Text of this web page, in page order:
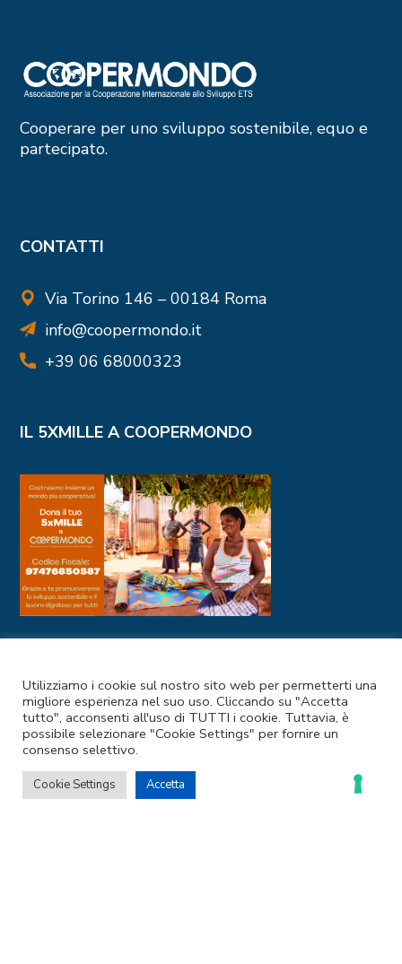
Cooperare per uno sviluppo sostenibile, equo e
partecipato.
CONTATTI
Via Torino 146 – 00184 Roma
info@coopermondo.it
+39 06 68000323
IL 5XMILLE A COOPERMONDO
I NOSTRI CANALI SOCIAL
Utilizziamo i cookie sul nostro sito web per permetterti una
migliore esperienza nel suo uso. Cliccando su "Accetta
tutto", acconsenti all'uso di TUTTI i cookie. Tuttavia, è
possibile selezionare "Cookie Settings" per fornire un
consenso selettivo.
Cookie Settings Accetta